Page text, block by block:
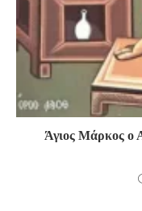
Άγιος Μάρκος ο